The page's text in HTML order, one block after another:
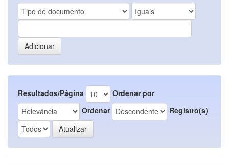
Resultados/Página
Ordenar por
Ordenar
Registro(s)